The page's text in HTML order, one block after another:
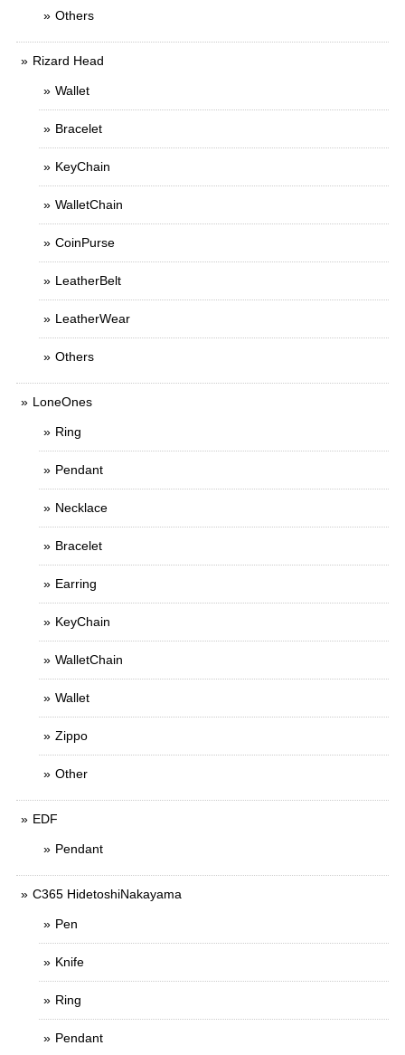
Others
Rizard Head
Wallet
Bracelet
KeyChain
WalletChain
CoinPurse
LeatherBelt
LeatherWear
Others
LoneOnes
Ring
Pendant
Necklace
Bracelet
Earring
KeyChain
WalletChain
Wallet
Zippo
Other
EDF
Pendant
C365 HidetoshiNakayama
Pen
Knife
Ring
Pendant